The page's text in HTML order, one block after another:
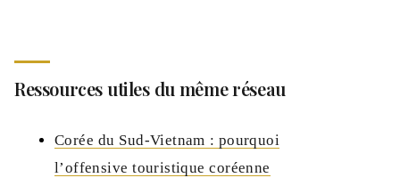
Ressources utiles du même réseau
Corée du Sud-Vietnam : pourquoi
l’offensive touristique coréenne